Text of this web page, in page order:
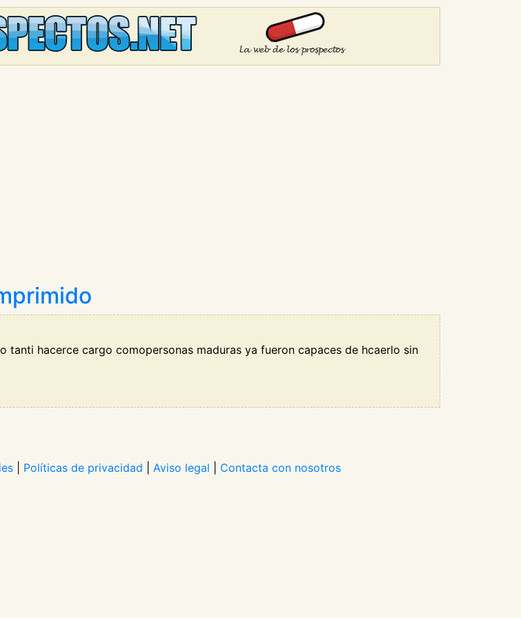
tanti hacerce cargo comopersonas maduras ya fueron capaces de hcaerlo sin
| Políticas de privacidad Aviso legal Contacta con nosotros